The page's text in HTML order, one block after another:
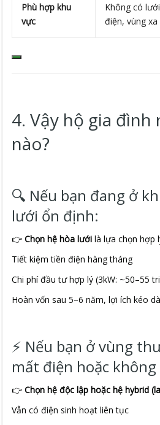
Phù hợp khu
vực
Không có lưới
điện, vùng xa
4. Vậy hộ gia đình
nào?
🔍 Nếu bạn đang ở
lưới ổn định:
👉Chọn hệ hòa lưới là lựa chọn hợp
Tiết kiệm tiền điện hàng tháng
Chi phí đầu tư hợp lý (3kW: ~50–55
Hoàn vốn sau 5–6 năm, lợi ích kéo
⚡ Nếu bạn ở vùng
mất điện hoặc
👉Chọn hệ độc lập hoặc hệ hybrid
Vẫn có điện sinh hoạt liên tục